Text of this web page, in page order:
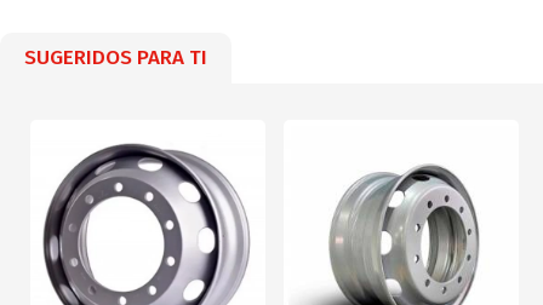
SUGERIDOS PARA TI